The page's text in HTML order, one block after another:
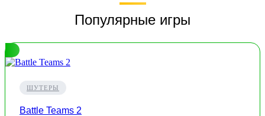
Популярные игры
ШУТЕРЫ
Battle Teams 2